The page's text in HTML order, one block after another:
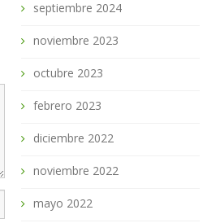
septiembre 2024
noviembre 2023
octubre 2023
febrero 2023
diciembre 2022
noviembre 2022
mayo 2022